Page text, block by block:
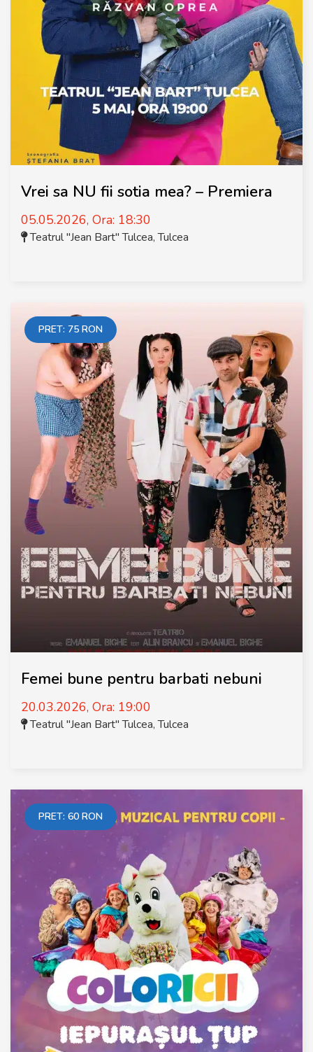
Vrei sa NU fii sotia mea? – Premiera
05.05.2026, Ora: 18:30
Teatrul "Jean Bart" Tulcea,Tulcea
PRET: 75 RON
Femei bune pentru barbati nebuni
20.03.2026, Ora: 19:00
Teatrul "Jean Bart" Tulcea,Tulcea
PRET: 60 RON